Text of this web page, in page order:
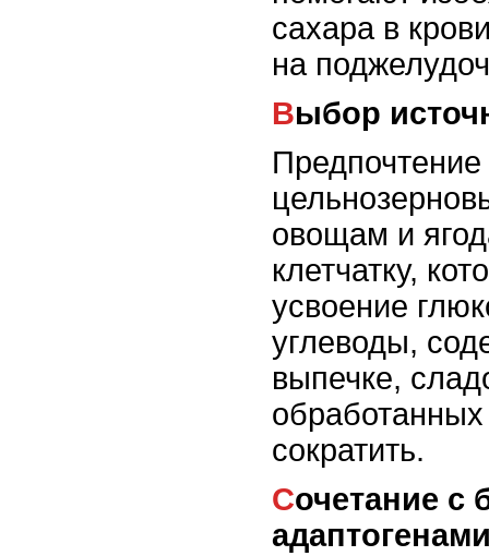
сахара в
на
Выбор
Предпочтение
овощам и
клетчатку,
усвоение
углеводы,
выпечке,
сократить.
Сочетание с белками и